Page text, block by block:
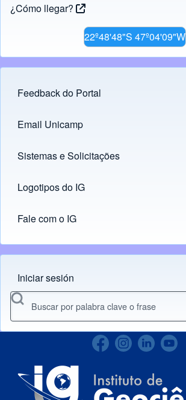
¿Cómo llegar?
22º48'48"S 47º04'09"W
Footer menu
Feedback do Portal
Links
Email Unicamp
(opens in new tab)
Sistemas e Solicitações
(opens in new tab)
Logotipos do IG
(opens in new tab)
Fale com o IG
Menu do usuário
Iniciar sesión
Buscar